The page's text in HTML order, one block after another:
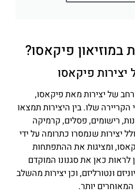
פיקאסו?
פיקאסו
רחב של יצירות מאת פיקאסו,
שלו. בין היצירות תמצאו
רישומים, פסלים, קרמיקה
יצירות שנמסרו כתרומה על ידי
ומציגות את ההתפתחות
לראות כאן את סגנונו המוקדם
ונטורליזם, וכן יצירות מהשלב
יותר.